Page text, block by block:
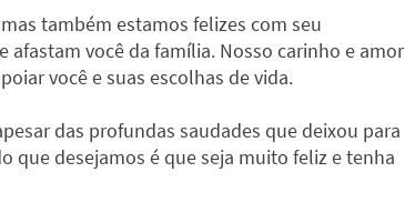
também estamos felizes com seu
você da família. Nosso carinho e amor
você e suas escolhas de vida.
das profundas saudades que deixou para
que desejamos é que seja muito feliz e tenha